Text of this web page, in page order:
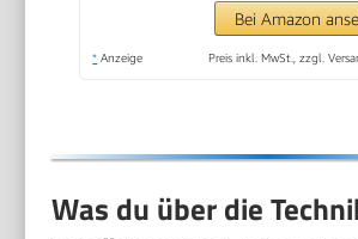
Bei Amazon
* Anzeige Preis inkl. MwSt., zzgl.
Was du über die